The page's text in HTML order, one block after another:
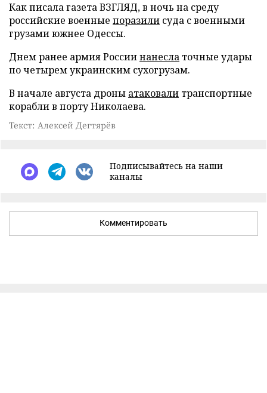
Как писала газета ВЗГЛЯД, в ночь на среду
российские военные поразили суда с военными
грузами южнее Одессы.
Днем ранее армия Россиинанесла точные удары
по четырем украинским сухогрузам.
В начале августа дроны атаковали транспортные
корабли в порту Николаева.
Текст: Алексей Дегтярёв
Подписывайтесь на наши
каналы
Комментировать